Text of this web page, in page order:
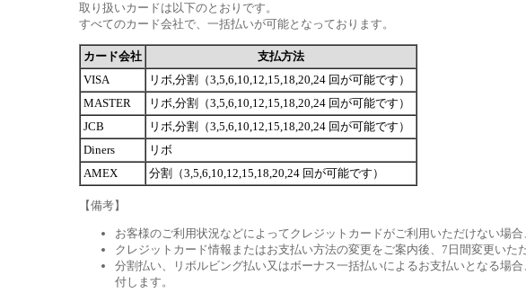
取り扱いカードは以下のとおりです。
すべてのカード会社で、一括払いが可能となっております。
カード会社
支払方法
VISA
リボ,分割（3,5,6,10,12,15,18,20,24 回が可能です）
MASTER
リボ,分割（3,5,6,10,12,15,18,20,24 回が可能です）
JCB
リボ,分割（3,5,6,10,12,15,18,20,24 回が可能です）
Diners
リボ
AMEX
分割（3,5,6,10,12,15,18,20,24 回が可能です）
【備考】
お客様のご利用状況などによってクレジットカードがご利用いただけない場
クレジットカード情報またはお支払い方法の変更をご案内後、7日間変更いた
分割払い、リボルビング払い又はボーナス一括払いによるお支払いとなる場
付します。